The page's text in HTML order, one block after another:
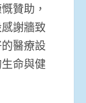
贊助，
謝牆致
醫療設
命與健